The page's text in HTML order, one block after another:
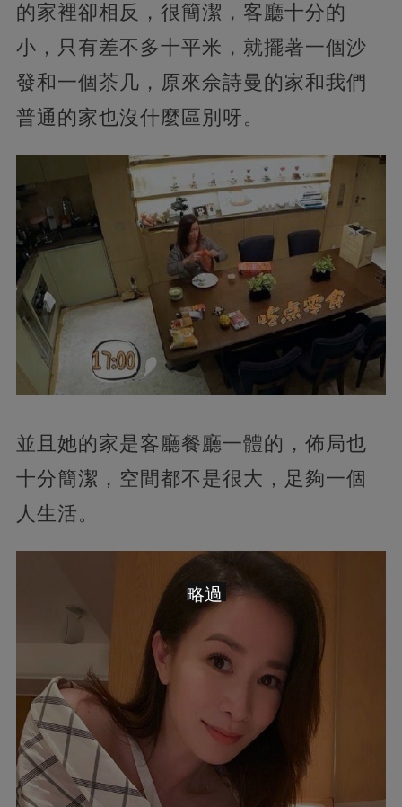
的家裡卻相反，很簡潔，客廳十分的
小，只有差不多十平米，就擺著一個沙
發和一個茶几，原來佘詩曼的家和我們
普通的家也沒什麼區別呀。
並且她的家是客廳餐廳一體的，佈局也
十分簡潔，空間都不是很大，足夠一個
人生活。
略過